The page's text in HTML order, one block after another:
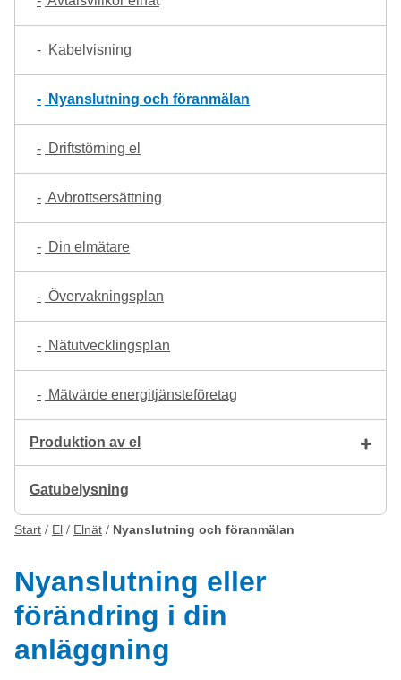
Kabelvisning
Nyanslutning och föranmälan
Driftstörning el
Avbrottsersättning
Din elmätare
Övervakningsplan
Nätutvecklingsplan
Mätvärde energitjänsteföretag
Produktion av el
Gatubelysning
Start El Elnät Nyanslutning och föranmälan
Nyanslutning eller
förändring i din
anläggning